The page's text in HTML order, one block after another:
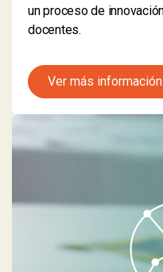
un proceso de
docentes.
Ver más información